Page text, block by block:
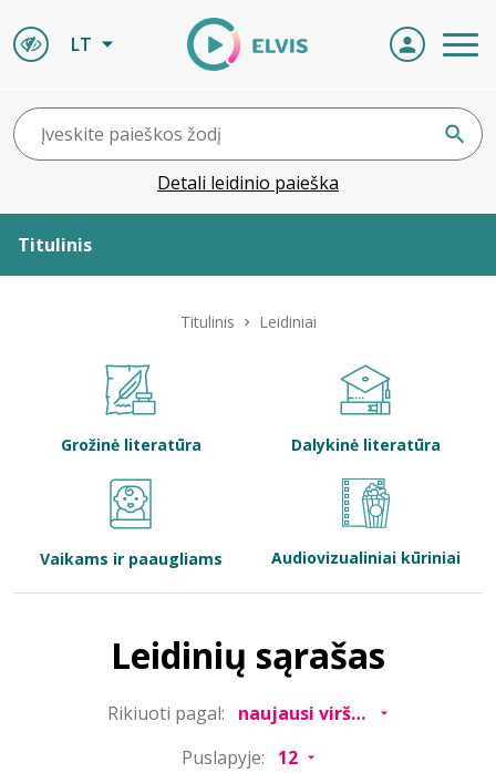
LT
Detali leidinio paieška
Titulinis
Bibliotekoms
Titulinis Leidiniai
Grožinė literatūra Dalykinė literatūra
Vaikams ir paaugliams Audiovizualiniai kūriniai
Leidinių sąrašas
Rikiuoti pagal:
Puslapyje: